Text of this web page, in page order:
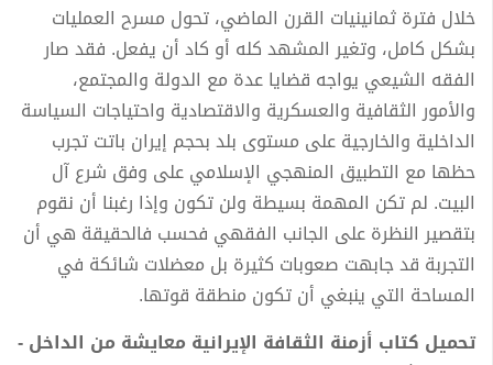
خلال فترة ثمانينيات القرن الماضي، تحول مسرح العمليات
بشكل كامل، وتغير المشهد كله أو كاد أن يفعل. فقد صار
الفقه الشيعي يواجه قضايا عدة مع الدولة والمجتمع،
والأمور الثقافية والعسكرية والاقتصادية واحتياجات السياسة
الداخلية والخارجية على مستوى بلد بحجم إيران باتت تجرب
حظها مع التطبيق المنهجي الإسلامي على وفق شرع آل
البيت. لم تكن المهمة بسيطة ولن تكون وإذا رغبنا أن نقوم
بتقصير النظرة على الجانب الفقهي فحسب فالحقيقة هي أن
التجربة قد جابهت صعوبات كثيرة بل معضلات شائكة في
المساحة التي ينبغي أن تكون منطقة قوتها.
تحميل كتاب أزمنة الثقافة الإيرانية معايشة من الداخل -